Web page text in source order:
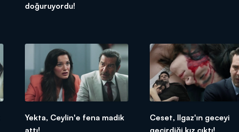
doğuruyordu!
Yekta, Ceylin'e fena madik
attı!
Ceset, Ilgaz'ın geceyi
geçirdiği kız çıktı!